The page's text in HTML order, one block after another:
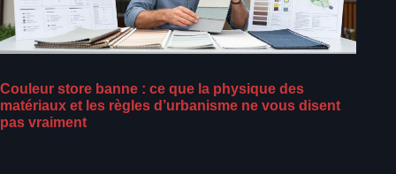
Couleur store banne : ce que la physique des
matériaux et les règles d’urbanisme ne vous disent
pas vraiment